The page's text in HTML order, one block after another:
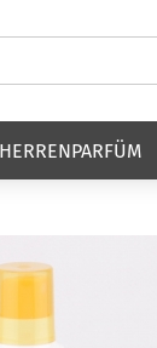
HERRENPARFÜM